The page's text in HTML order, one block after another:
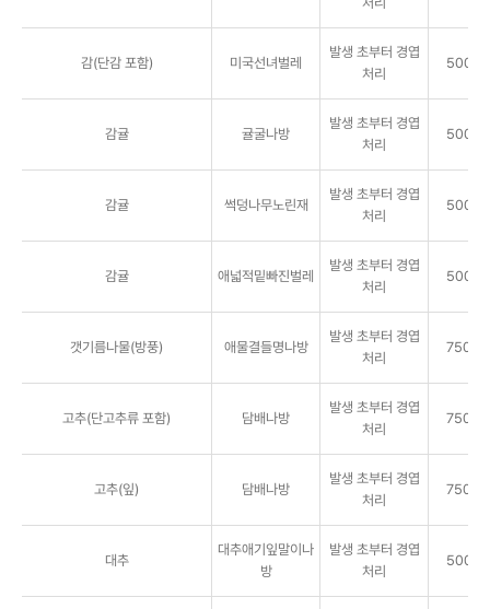
감(단감 포함) 미국선녀벌레
발생 초부터 경엽
처리
5000
감귤 귤굴나방
발생 초부터 경엽
처리
5000
감귤 썩덩나무노린재
발생 초부터 경엽
처리
5000
감귤 애넓적밑빠진벌레
발생 초부터 경엽
처리
5000
갯기름나물(방풍) 애물결들명나방
발생 초부터 경엽
처리
7500
고추(단고추류 포함) 담배나방
발생 초부터 경엽
처리
7500
고추(잎) 담배나방
발생 초부터 경엽
처리
7500
대추
대추애기잎말이나
방
발생 초부터 경엽
처리
5000